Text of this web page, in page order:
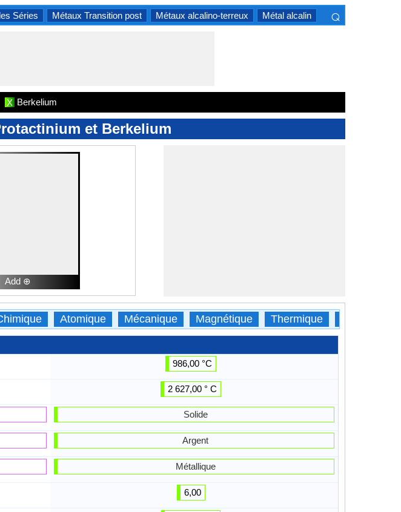
Séries Métaux Transition post Métaux alcalino-terreux Métal alcalin ⌕
X Berkelium
et Berkelium
Add ⊕
Atomique Mécanique Magnétique Thermique
986,00 °C
2 627,00 ° C
Solide
Argent
Métallique
6,00